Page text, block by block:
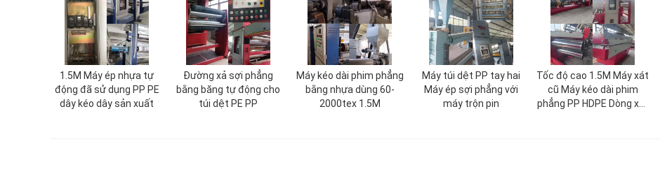
1.5M Máy ép nhựa tự
động đã sử dụng PP PE
dây kéo dây sản xuất
Đường xả sợi phẳng
bằng băng tự động cho
túi dệt PE PP
Máy kéo dài phim phẳng
bằng nhựa dùng 60-
2000tex 1.5M
Máy túi dệt PP tay hai
Máy ép sợi phẳng với
máy trộn pin
Tốc độ cao 1.5M Máy xát
cũ Máy kéo dài phim
phẳng PP HDPE Dòng xát